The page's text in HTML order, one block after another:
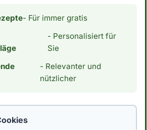
eine ausgewogene und
nicht ausschließlich auf
zu verlassen. *Hinweis: Die
aus der [Schweizer
Haftung übernommen. Ziehe
Quellen heran und
- Für immer gratis
- Personalisiert für
Sie
- Relevanter und
nützlicher